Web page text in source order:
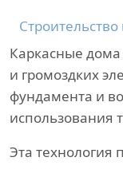
Каркасные
и громоздких
фундамента и
использования
Эта технология